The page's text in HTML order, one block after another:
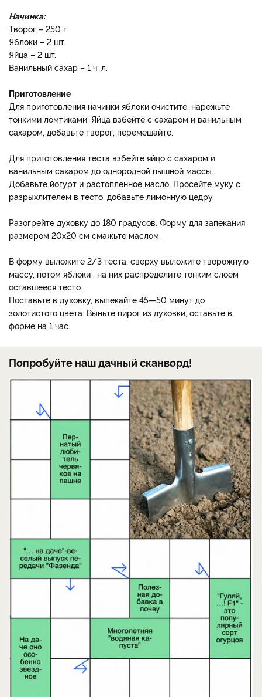
Начинка:
Творог – 250 г
Яблоки – 2 шт.
Яйца – 2 шт.
Ванильный сахар – 1 ч. л.
Приготовление
Для приготовления начинки яблоки очистите, нарежьте
тонкими ломтиками. Яйца взбейте с сахаром и ванильным
сахаром, добавьте творог, перемешайте.
Для приготовления теста взбейте яйцо с сахаром и
ванильным сахаром до однородной пышной массы.
Добавьте йогурт и растопленное масло. Просейте муку с
разрыхлителем в тесто, добавьте лимонную цедру.
Разогрейте духовку до 180 градусов. Форму для запекания
размером 20х20 см смажьте маслом.
В форму выложите 2/3 теста, сверху выложите творожную
массу, потом яблоки , на них распределите тонким слоем
оставшееся тесто.
Поставьте в духовку, выпекайте 45—50 минут до
золотистого цвета. Выньте пирог из духовки, оставьте в
форме на 1 час.
Попробуйте наш дачный сканворд!